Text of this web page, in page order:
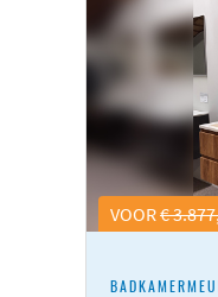
VOOR€